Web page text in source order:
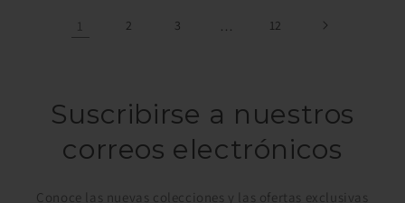
1 2 3 12
Suscribirse a nuestros
correos electrónicos
Conoce las nuevas colecciones y las ofertas exclusivas